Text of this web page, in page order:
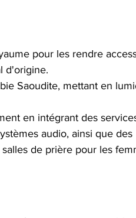
pour les rendre
d'origine.
Saoudite, mettant en
en intégrant des
audio, ainsi que des
de prière pour les